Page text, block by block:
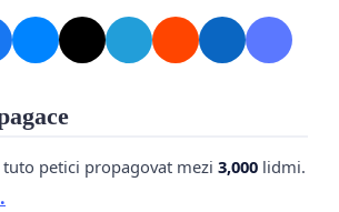
petici propagovat mezi 3,000 lidmi.